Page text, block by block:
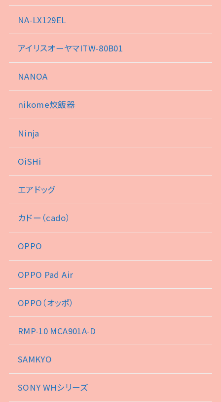
NA-LX129EL
アイリスオーヤマITW-80B01
NANOA
nikome炊飯器
Ninja
OiSHi
エアドッグ
カドー（cado）
OPPO
OPPO Pad Air
OPPO（オッポ）
RMP-10 MCA901A-D
SAMKYO
SONY WHシリーズ